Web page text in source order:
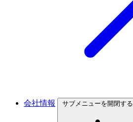
会社情報 サブメニューを開閉する